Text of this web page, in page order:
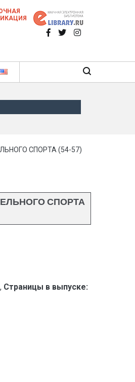
научном
СПОРТА (54-57)
СПОРТА
Страницы в выпуске: